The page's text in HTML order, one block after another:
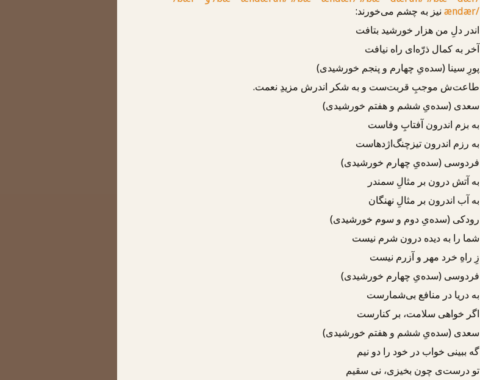
ændær/ نیز به چشم می‌خورند:
اندر دلِ من هزار خورشید بتافت
آخر به کمال ذرّه‌ای راه نیافت
پورِ سینا (سده‌یِ چهارم و پنجم خورشیدی)
طاعت‌ش موجبِ قربت‌ست وبه شکر اندرش مزیدِ نعمت.
سعدی (سده‌یِ ششم و هفتم خورشیدی)
به بزم اندرون آفتابِ وفاست
به رزم اندرون تیزچنگ‌اژدهاست
فردوسی (سده‌یِ چهارم خورشیدی)
به آتش درون بر مثالِ سمندر
به آب اندرون بر مثالِ نهنگان
رودکی (سده‌یِ دوم و سوم خورشیدی)
شما رابه دیده درون شرم نیست
زِ راهِ خرد مهر و آزرم نیست
فردوسی (سده‌یِ چهارم خورشیدی)
به دریا در منافع بی‌شمارست
اگر خواهی سلامت، بر کنارست
سعدی (سده‌یِ ششم و هفتم خورشیدی)
گه ببینی خواب در خود را دو نیم
تو درست‌ی چون بخیزی، نی سقیم